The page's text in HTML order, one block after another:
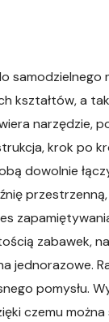
samodzielnego
kształtów, a
narzędzie,
krok po
dowolnie
zabawek,
pomysłu.
czemu można